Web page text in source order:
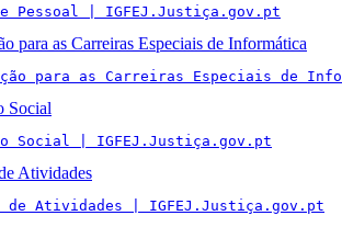
Pessoal | IGFEJ.Justiça.gov.pt
para as Carreiras Especiais de Informática
para as Carreiras Especiais de
Social
Social | IGFEJ.Justiça.gov.pt
Atividades
de Atividades | IGFEJ.Justiça.gov.pt